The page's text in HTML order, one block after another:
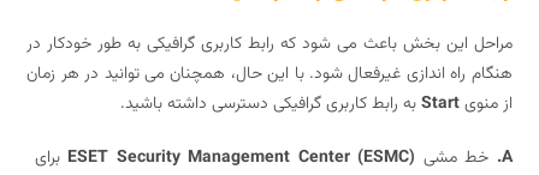
این بخش باعث می شود که رابط کاربری گرافیکی به طور خودکار در
راه اندازی غیرفعال شود. با این حال، همچنان می توانید در هر زمان
Startبه رابط کاربری گرافیکی دسترسی داشته باشید.
مشیESET Security Management Center (ESMC)
برای